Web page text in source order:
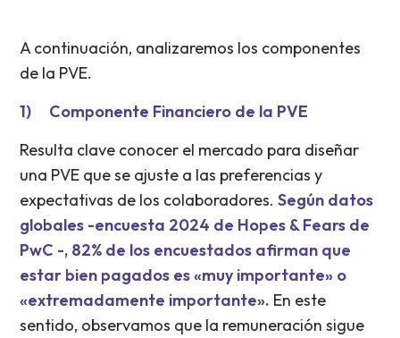
A continuación, analizaremos los componentes
de la PVE.
1) Componente Financiero de la PVE
Resulta clave conocer el mercado para diseñar
una PVE que se ajuste a las preferencias y
expectativas de los colaboradores.Según datos
globales -encuesta 2024 de Hopes & Fears de
PwC -, 82% de los encuestados afirman que
estar bien pagados es «muy importante» o
«extremadamente importante». En este
sentido, observamos que la remuneración sigue